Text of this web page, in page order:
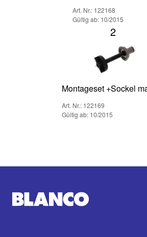
Art. Nr.: 122168
Gültig ab: 10/2015
2
Montageset +Sockel
Art. Nr.: 122169
Gültig ab: 10/2015